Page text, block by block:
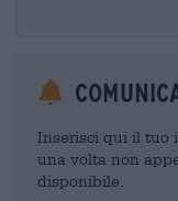
Inserisci qui il tuo
una volta non
disponibile.